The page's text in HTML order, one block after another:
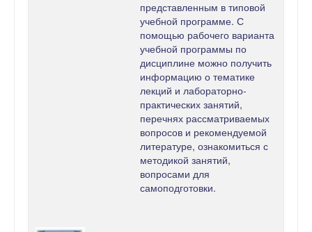
представленным в типовой
учебной программе. С
помощью рабочего варианта
учебной программы по
дисциплине можно получить
информацию о тематике
лекций и лабораторно-
практических занятий,
перечнях рассматриваемых
вопросов и рекомендуемой
литературе, ознакомиться с
методикой занятий,
вопросами для
самоподготовки.